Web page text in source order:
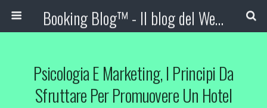
Booking Blog™ - Il blog del Web Marketing Turistico
Psicologia E Marketing, I Principi Da
Sfruttare Per Promuovere Un Hotel